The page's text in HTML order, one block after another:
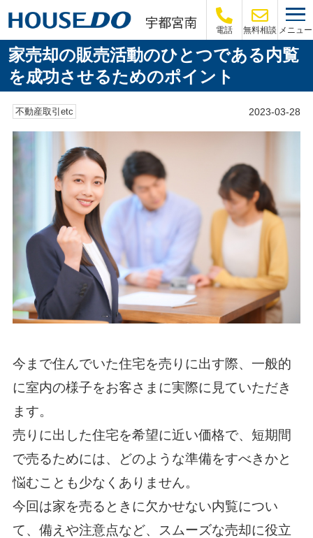
電話 無料相談 メニュー
家売却の販売活動のひとつである内覧
を成功させるためのポイント
不動産取引etc 2023-03-28
今まで住んでいた住宅を売りに出す際、一般的
に室内の様子をお客さまに実際に見ていただき
ます。
売りに出した住宅を希望に近い価格で、短期間
で売るためには、どのような準備をすべきかと
悩むことも少なくありません。
今回は家を売るときに欠かせない内覧につい
て、備えや注意点など、スムーズな売却に役立